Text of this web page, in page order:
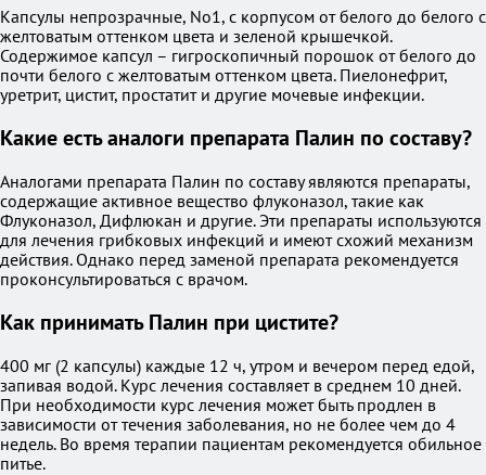
Капсулы непрозрачные, No1, с корпусом от белого до белого с
желтоватым оттенком цвета и зеленой крышечкой.
Содержимое капсул – гигроскопичный порошок от белого до
почти белого с желтоватым оттенком цвета. Пиелонефрит,
уретрит, цистит, простатит и другие мочевые инфекции.
Какие есть аналоги препарата Палин по составу?
Аналогами препарата Палин по составу являются препараты,
содержащие активное вещество флуконазол, такие как
Флуконазол, Дифлюкан и другие. Эти препараты используются
для лечения грибковых инфекций и имеют схожий механизм
действия. Однако перед заменой препарата рекомендуется
проконсультироваться с врачом.
Как принимать Палин при цистите?
400 мг (2 капсулы) каждые 12 ч, утром и вечером перед едой,
запивая водой. Курс лечения составляет в среднем 10 дней.
При необходимости курс лечения может быть продлен в
зависимости от течения заболевания, но не более чем до 4
недель. Во время терапии пациентам рекомендуется обильное
питье.